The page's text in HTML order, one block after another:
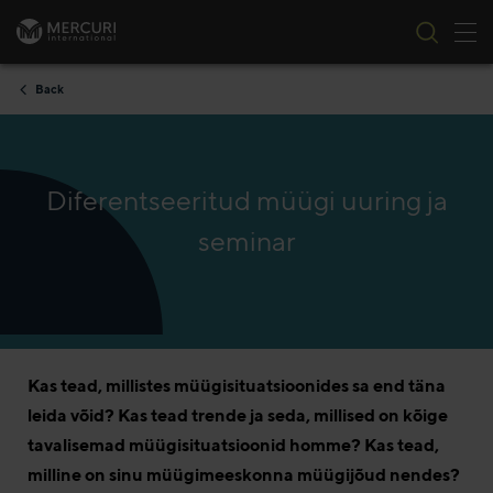
Skip to content
Back
Diferentseeritud müügi uuring ja
seminar
Kas tead, millistes müügisituatsioonides sa end täna
leida võid? Kas tead trende ja seda, millised on kõige
tavalisemad müügisituatsioonid homme? Kas tead,
milline on sinu müügimeeskonna müügijõud nendes?